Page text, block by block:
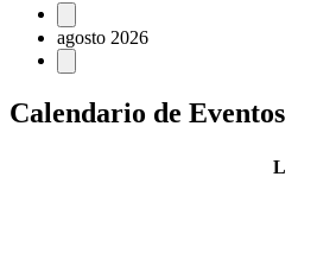
Eventos
agosto 2026
Calendario de Eventos
Llunes